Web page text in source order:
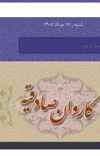
شنبه , 17 مرداد 1405